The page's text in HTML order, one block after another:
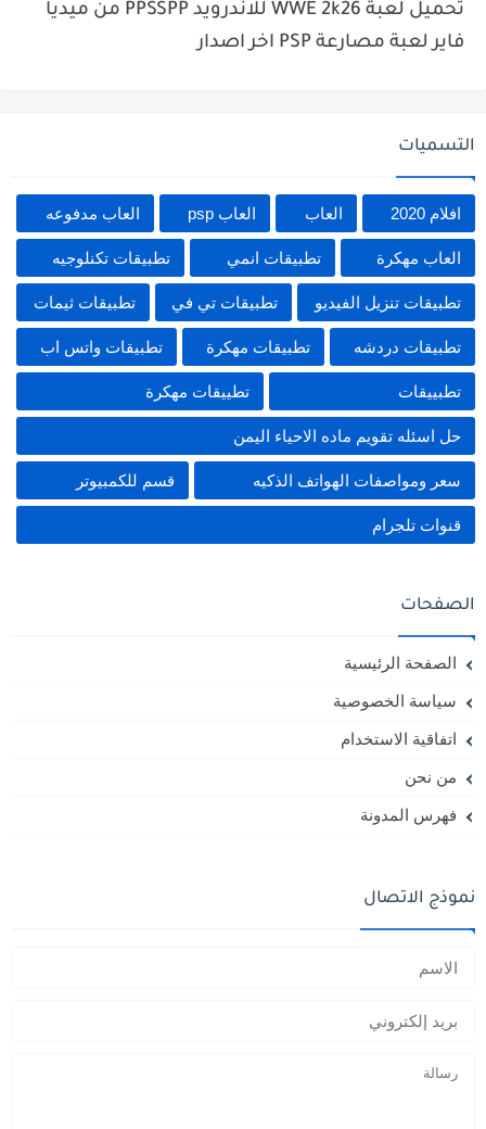
تحميل لعبة WWE 2k26 للاندرويد PPSSPP من ميديا
فاير لعبة مصارعة PSP اخر اصدار
التسميات
افلام 2020 العاب العاب psp العاب مدفوعه
العاب مهكرة تطبيقات انمي تطبيقات تكنلوجيه
تطبيقات تنزيل الفيديو تطبيقات تي في تطبيقات ثيمات
تطبيقات دردشه تطبيقات مهكرة تطبيقات واتس اب
تطبييقات تطييقات مهكرة
حل اسئله تقويم ماده الاحياء اليمن
سعر ومواصفات الهواتف الذكيه قسم للكمبيوتر
قنوات تلجرام
الصفحات
الصفحة الرئيسية
سياسة الخصوصية
اتفاقية الاستخدام
من نحن
فهرس المدونة
نموذج الاتصال